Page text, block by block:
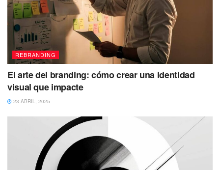
REBRANDING
El arte del branding: cómo crear una identidad
visual que impacte
23 ABRIL, 2025